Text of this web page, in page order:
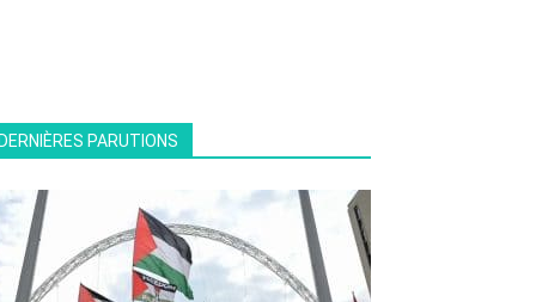
PARUTIONS